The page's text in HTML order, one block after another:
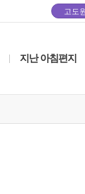
고도
지난 아침편지